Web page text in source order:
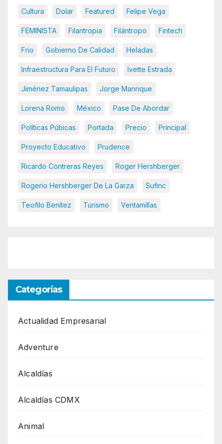
Cultura Dolar Featured Felipe Vega
FEMINISTA Filantropia Filántropo Fintech
Frio Gobierno De Calidad Heladas
Infraestructura Para El Futuro Ivette Estrada
Jiménez Tamaulipas Jorge Manrique
Lorena Romo México Pase De Abordar
Políticas Púbicas Portada Precio Principal
Proyecto Educativo Prudence
Ricardo Contreras Reyes Roger Hershberger
Rogerio Hershberger De La Garza Sufinc
Teofilo Benítez Turismo Ventamillas
Categorías
Actualidad Empresarial
Adventure
Alcaldías
Alcaldías CDMX
Animal